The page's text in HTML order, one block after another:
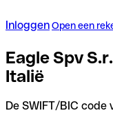
InloggenOpen een
Eagle Spv
Italië
De SWIFT/BIC code